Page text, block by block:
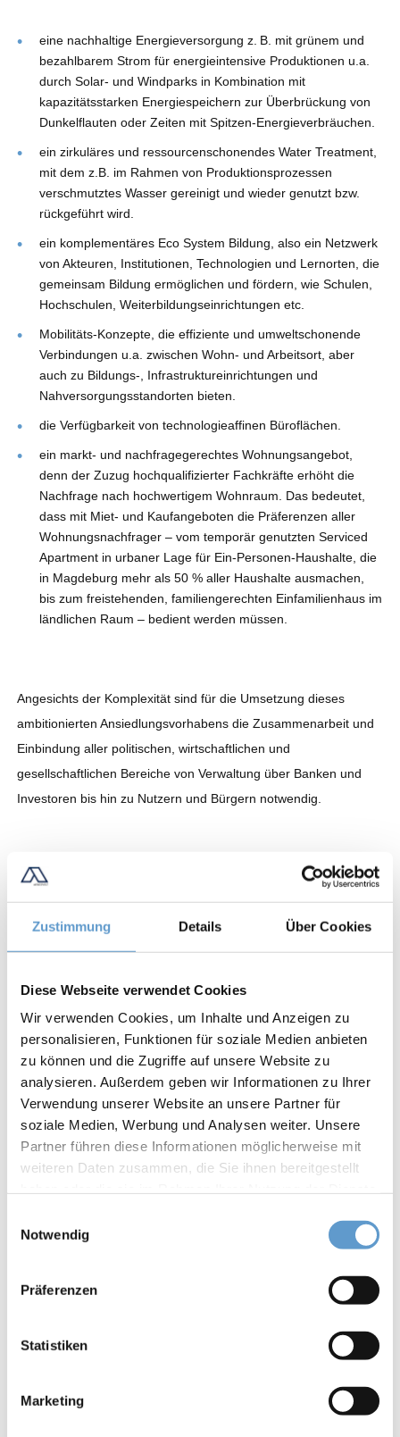
Zustimmung Details Über Cookies
Diese Webseite verwendet Cookies
Wir verwenden Cookies, um Inhalte und Anzeigen zu
personalisieren, Funktionen für soziale Medien anbieten
zu können und die Zugriffe auf unsere Website zu
analysieren. Außerdem geben wir Informationen zu Ihrer
Verwendung unserer Website an unsere Partner für
soziale Medien, Werbung und Analysen weiter. Unsere
Partner führen diese Informationen möglicherweise mit
weiteren Daten zusammen, die Sie ihnen bereitgestellt
Notwendig
Präferenzen
Statistiken
Marketing
eine nachhaltige Energieversorgung z. B. mit grünem und
bezahlbarem Strom für energieintensive Produktionen u.a.
durch Solar- und Windparks in Kombination mit
kapazitätsstarken Energiespeichern zur Überbrückung von
Dunkelflauten oder Zeiten mit Spitzen-Energieverbräuchen.
ein zirkuläres und ressourcenschonendes Water Treatment,
mit dem z.B. im Rahmen von Produktionsprozessen
verschmutztes Wasser gereinigt und wieder genutzt bzw.
rückgeführt wird.
ein komplementäres Eco System Bildung, also ein Netzwerk
von Akteuren, Institutionen, Technologien und Lernorten, die
gemeinsam Bildung ermöglichen und fördern, wie Schulen,
Hochschulen, Weiterbildungseinrichtungen etc.
Mobilitäts-Konzepte, die effiziente und umweltschonende
Verbindungen u.a. zwischen Wohn- und Arbeitsort, aber
auch zu Bildungs-, Infrastruktureinrichtungen und
Nahversorgungsstandorten bieten.
die Verfügbarkeit von technologieaffinen Büroflächen.
ein markt- und nachfragegerechtes Wohnungsangebot,
denn der Zuzug hochqualifizierter Fachkräfte erhöht die
Nachfrage nach hochwertigem Wohnraum. Das bedeutet,
dass mit Miet- und Kaufangeboten die Präferenzen aller
Wohnungsnachfrager – vom temporär genutzten Serviced
Apartment in urbaner Lage für Ein-Personen-Haushalte, die
in Magdeburg mehr als 50 % aller Haushalte ausmachen,
bis zum freistehenden, familiengerechten Einfamilienhaus im
ländlichen Raum – bedient werden müssen.
Angesichts der Komplexität sind für die Umsetzung dieses
ambitionierten Ansiedlungsvorhabens die Zusammenarbeit und
Einbindung aller politischen, wirtschaftlichen und
gesellschaftlichen Bereiche von Verwaltung über Banken und
Investoren bis hin zu Nutzern und Bürgern notwendig.
Zusammenhänge erkennen, Erfahrungen austauschen.